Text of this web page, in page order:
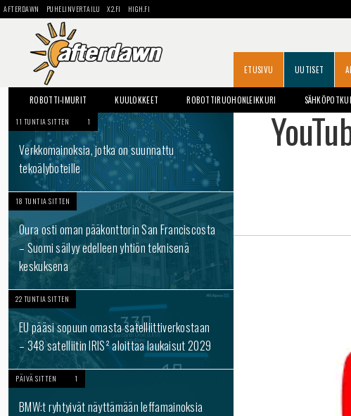
AFTERDAWN PUHELINVERTAILU X2.FI HIGH.FI
ETUSIVU UUTISET
ROBOTTI-IMURIT KUULOKKEET ROBOTTIRUOHONLEIKKURI
11 TUNTIA SITTEN 1
Verkkomainoksia, jotka on suunnattu
tekoälyboteille
18 TUNTIA SITTEN
Oura osti oman pääkonttorin San Franciscosta
– Suomi säilyy edelleen yhtiön teknisenä
keskuksena
22 TUNTIA SITTEN
EU pääsi sopuun omasta satelliittiverkostaan
– 348 satelliitin IRIS² aloittaa laukaisut 2029
PÄIVÄ SITTEN 1
BMW:t ryhtyivät näyttämään leffamainoksia